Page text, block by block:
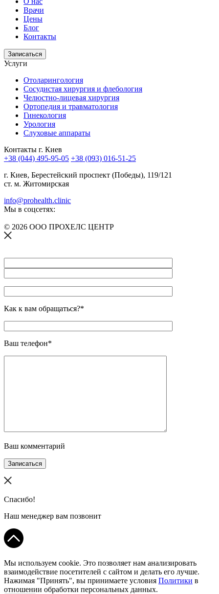
Врачи
Цены
Блог
Контакты
Записаться
Услуги
Отоларингология
Сосудистая хирургия и флебология
Челюстно-лицевая хирургия
Ортопедия и травматология
Гинекология
Урология
Слуховые аппараты
Контакты г. Киев
+38 (044) 495-95-05 +38 (093) 016-51-25
г. Киев, Берестейский проспект (Победы), 119/121
ст. м. Житомирская
info@prohealth.clinic
Мы в соцсетях:
© 2026 ООО ПРОХЕЛС ЦЕНТР
Как к вам обращаться?*
Ваш телефон*
Ваш комментарий
Записаться
Спасибо!
Наш менеджер вам позвонит
Мы используем cookie. Это позволяет нам анализировать
взаимодействие посетителей с сайтом и делать его лучше.
Нажимая "Принять", вы принимаете условия Политики в
отношении обработки персональных данных.